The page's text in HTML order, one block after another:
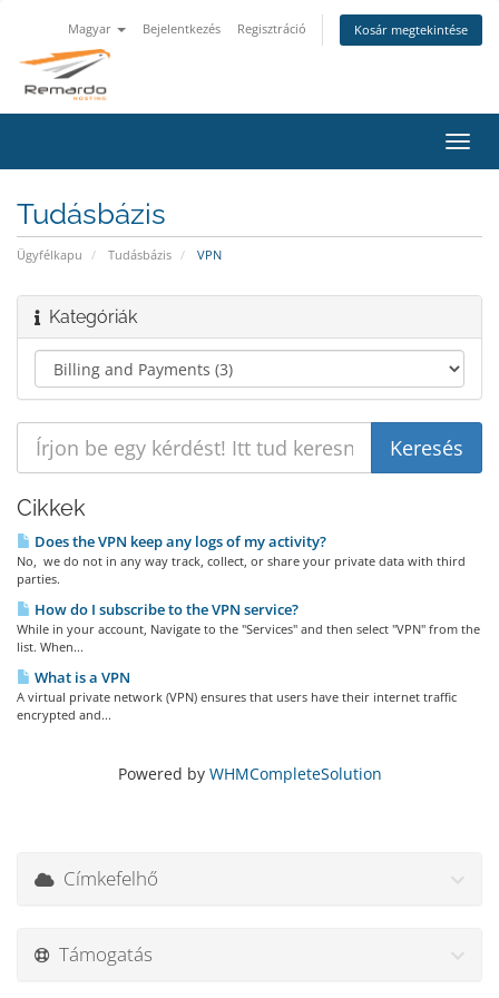
Magyar Bejelentkezés Regisztráció Kosár megtekintése
a
Tudásbázis
Ügyfélkapu Tudásbázis VPN
Kategóriák
Cikkek
Does the VPN keep any logs of my activity?
No, we do not in any way track, collect, or share your private data with third
parties.
How do I subscribe to the VPN service?
While in your account, Navigate to the "Services" and then select "VPN" from the
list. When...
What is a VPN
A virtual private network (VPN) ensures that users have their internet traffic
encrypted and...
Powered by WHMCompleteSolution
Címkefelhő
Támogatás